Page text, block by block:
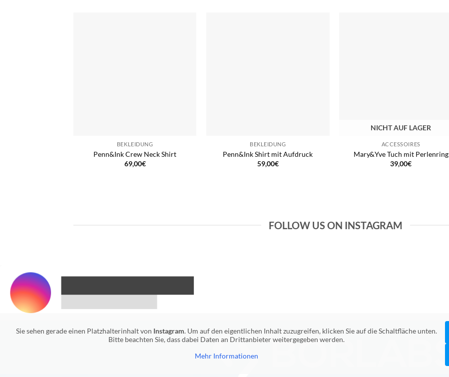
BEKLEIDUNG
Penn&Ink Crew Neck Shirt
69,00€
BEKLEIDUNG
Penn&Ink Shirt mit Aufdruck
59,00€
NICHT AUF LAGER
ACCESSOIRES
Mary&Yve Tuch mit Perlenring
39,00€
FOLLOW US ON INSTAGRAM
Sie sehen gerade einen Platzhalterinhalt von Instagram. Um auf den eigentlichen Inhalt zuzugreifen, klicken Sie auf die Schaltfläche unten.
Bitte beachten Sie, dass dabei Daten an Drittanbieter weitergegeben werden.
Mehr Informationen